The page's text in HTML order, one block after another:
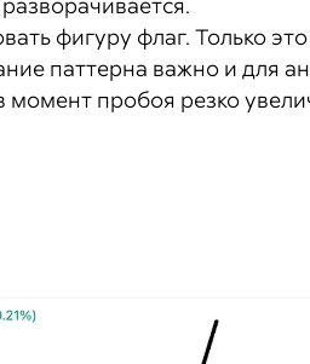
фигуру флаг. Только
паттерна важно и для
момент пробоя резко